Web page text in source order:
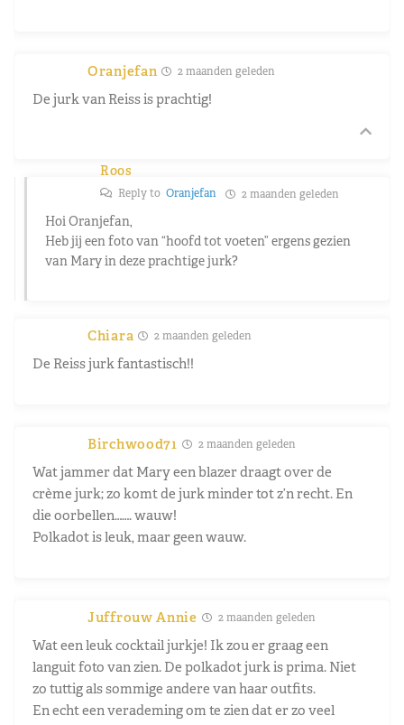
Oranjefan 2 maanden geleden
De jurk van Reiss is prachtig!
Roos
Reply to Oranjefan 2 maanden geleden
Hoi Oranjefan,
Heb jij een foto van “hoofd tot voeten” ergens gezien
van Mary in deze prachtige jurk?
Chiara 2 maanden geleden
De Reiss jurk fantastisch!!
Birchwood71 2 maanden geleden
Wat jammer dat Mary een blazer draagt over de
crème jurk; zo komt de jurk minder tot z’n recht. En
die oorbellen……. wauw!
Polkadot is leuk, maar geen wauw.
Juffrouw Annie 2 maanden geleden
Wat een leuk cocktail jurkje! Ik zou er graag een
languit foto van zien. De polkadot jurk is prima. Niet
zo tuttig als sommige andere van haar outfits.
En echt een verademing om te zien dat er zo veel